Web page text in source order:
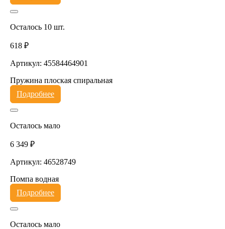
Осталось 10 шт.
618 ₽
Артикул: 45584464901
Пружина плоская спиральная
Подробнее
Осталось мало
6 349 ₽
Артикул: 46528749
Помпа водная
Подробнее
Осталось мало